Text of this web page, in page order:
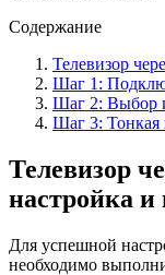
Содержание
Телевизор
Шаг 1:
Шаг 2: Выбор
Шаг 3: Тонкая
Телевизор
настройка
Для успешной
необходимо